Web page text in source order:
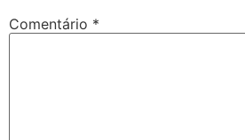
Comentário *